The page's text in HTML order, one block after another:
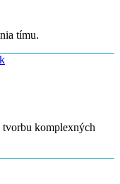
tímu.
tvorbu komplexných